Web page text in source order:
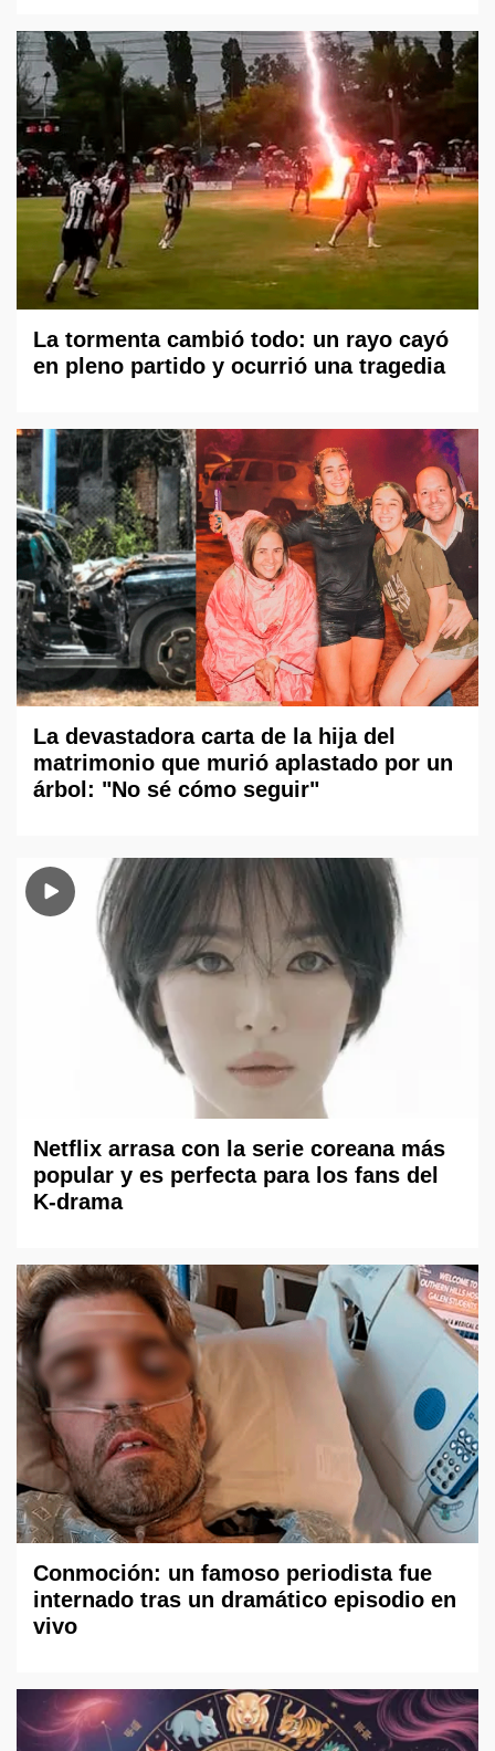
La tormenta cambió todo: un rayo cayó
en pleno partido y ocurrió una tragedia
La devastadora carta de la hija del
matrimonio que murió aplastado por un
árbol: "No sé cómo seguir"
Netflix arrasa con la serie coreana más
popular y es perfecta para los fans del
K-drama
Conmoción: un famoso periodista fue
internado tras un dramático episodio en
vivo